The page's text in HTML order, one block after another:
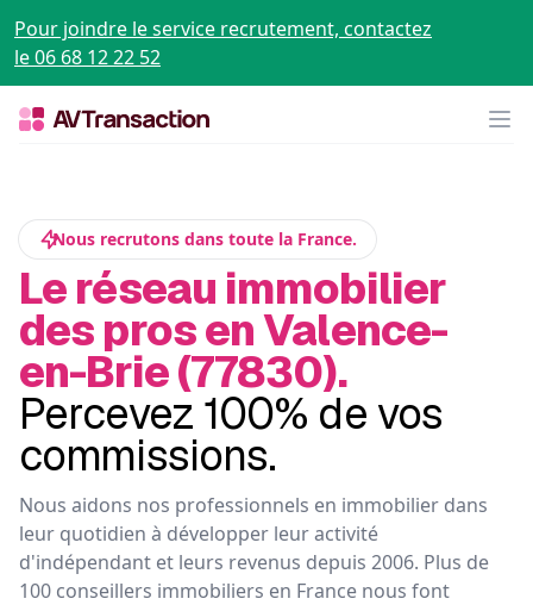
Pour joindre le service recrutement, contactez
le 06 68 12 22 52
Nous recrutons dans toute la France.
Le réseau immobilier
des pros en Valence-
en-Brie (77830).
Percevez 100% de vos
commissions.
Nous aidons nos professionnels en immobilier dans
leur quotidien à développer leur activité
d'indépendant et leurs revenus depuis 2006. Plus de
100 conseillers immobiliers en France nous font